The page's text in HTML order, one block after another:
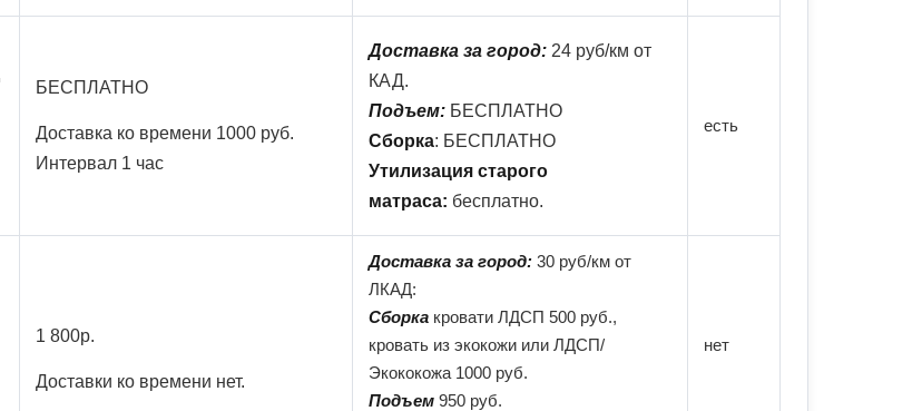
БЕСПЛАТНО
Доставка ко времени 1000 руб.
Интервал 1 час
Доставка за город: 24 руб/км от
КАД.
Подъем: БЕСПЛАТНО
Сборка: БЕСПЛАТНО
Утилизация старого
матраса: бесплатно.
есть
1 800р.
Доставки ко времени нет.
Доставка за город: 30 руб/км от
ЛКАД:
Сборка кровати ЛДСП 500 руб.,
кровать из экокожи или ЛДСП/
Экококожа 1000 руб.
Подъем 950 руб.
нет